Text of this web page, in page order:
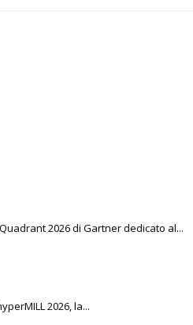
2026 di Gartner dedicato al...
2026, la...